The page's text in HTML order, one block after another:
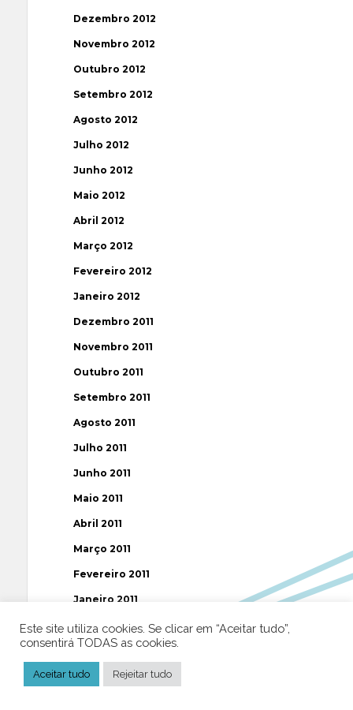
Dezembro 2012
Novembro 2012
Outubro 2012
Setembro 2012
Agosto 2012
Julho 2012
Junho 2012
Maio 2012
Abril 2012
Março 2012
Fevereiro 2012
Janeiro 2012
Dezembro 2011
Novembro 2011
Outubro 2011
Setembro 2011
Agosto 2011
Julho 2011
Junho 2011
Maio 2011
Abril 2011
Março 2011
Fevereiro 2011
Janeiro 2011
Dezembro 2010
Novembro 2010
Outubro 2010
Este site utiliza cookies. Se clicar em “Aceitar tudo”,
consentirá TODAS as cookies.
Aceitar tudo Rejeitar tudo